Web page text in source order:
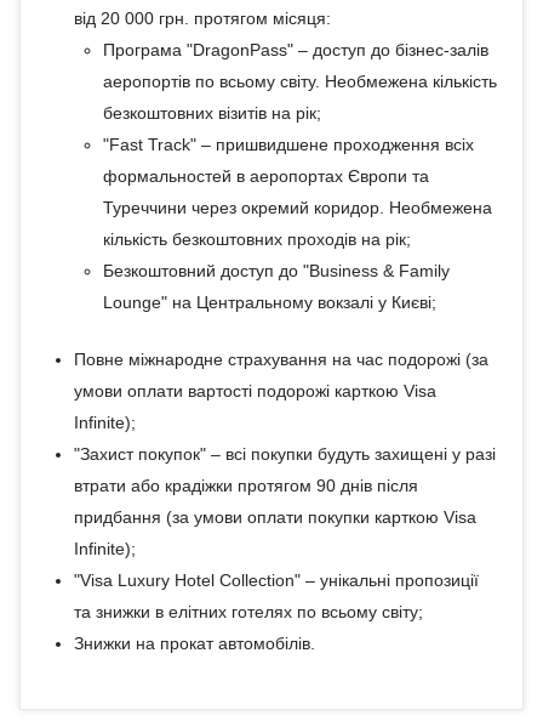
від 20 000 грн. протягом місяця:
Програма "DragonPass" – доступ до бізнес-залів
аеропортів по всьому світу. Необмежена кількість
безкоштовних візитів на рік;
"Fast Track" – пришвидшене проходження всіх
формальностей в аеропортах Європи та
Туреччини через окремий коридор. Необмежена
кількість безкоштовних проходів на рік;
Безкоштовний доступ до "Business & Family
Lounge" на Центральному вокзалі у Києві;
Повне міжнародне страхування на час подорожі (за
умови оплати вартості подорожі карткою Visa
Infinite);
"Захист покупок" – всі покупки будуть захищені у разі
втрати або крадіжки протягом 90 днів після
придбання (за умови оплати покупки карткою Visa
Infinite);
"Visa Luxury Hotel Collection" – унікальні пропозиції
та знижки в елітних готелях по всьому світу;
Знижки на прокат автомобілів.